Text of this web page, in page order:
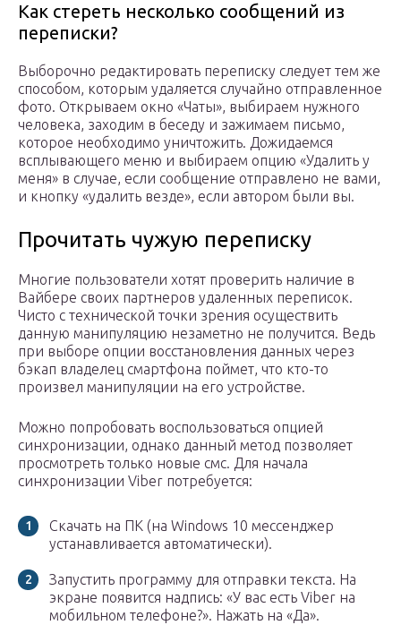
Как стереть несколько сообщений из
переписки?
Выборочно редактировать переписку следует тем же
способом, которым удаляется случайно отправленное
фото. Открываем окно «Чаты», выбираем нужного
человека, заходим в беседу и зажимаем письмо,
которое необходимо уничтожить. Дожидаемся
всплывающего меню и выбираем опцию «Удалить у
меня» в случае, если сообщение отправлено не вами,
и кнопку «удалить везде», если автором были вы.
Прочитать чужую переписку
Многие пользователи хотят проверить наличие в
Вайбере своих партнеров удаленных переписок.
Чисто с технической точки зрения осуществить
данную манипуляцию незаметно не получится. Ведь
при выборе опции восстановления данных через
бэкап владелец смартфона поймет, что кто-то
произвел манипуляции на его устройстве.
Можно попробовать воспользоваться опцией
синхронизации, однако данный метод позволяет
просмотреть только новые смс. Для начала
синхронизации Viber потребуется:
Скачать на ПК (на Windows 10 мессенджер
устанавливается автоматически).
Запустить программу для отправки текста. На
экране появится надпись: «У вас есть Viber на
мобильном телефоне?». Нажать на «Да».